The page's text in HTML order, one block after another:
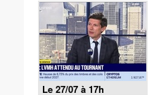
Le 27/07 à 17h